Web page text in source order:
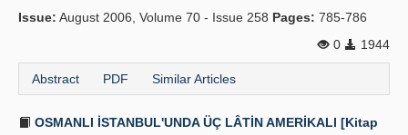
Issue: August 2006, Volume 70 - Issue 258 Pages: 785-786
0
1944
Abstract PDF Similar Articles
OSMANLI İSTANBUL'UNDA ÜÇ LÂTİN AMERİKALI [Kitap